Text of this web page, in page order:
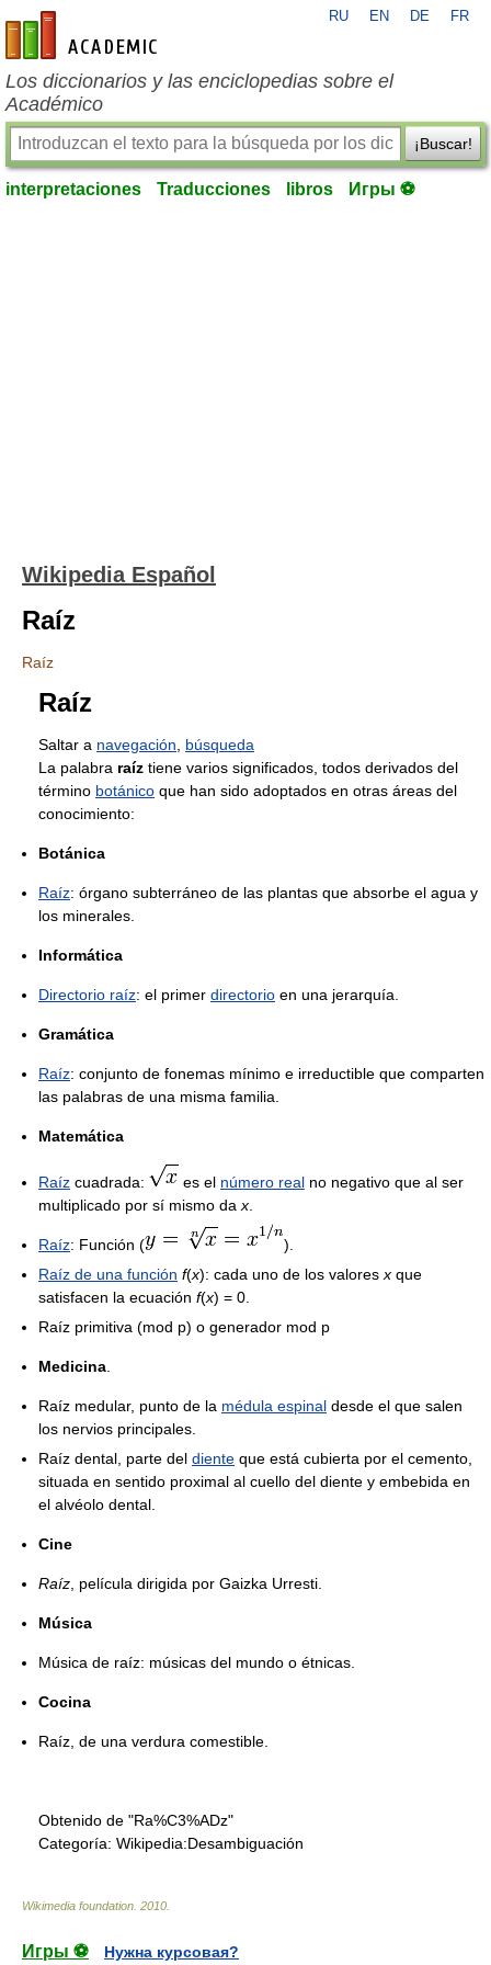
es-academic.com
RU EN DE FR
Los diccionarios y las enciclopedias sobre el
Académico
¡Buscar!
interpretaciones Traducciones libros Игры ⚽
Wikipedia Español
Raíz
Raíz
Raíz
Saltar a navegación
búsqueda
La palabra raíz tiene varios significados, todos derivados del
término botánico que han sido adoptados en otras áreas del
conocimiento:
Botánica
Raíz: órgano subterráneo de las plantas que absorbe el agua y
los minerales.
Informática
Directorio raíz: el primer directorio en una jerarquía.
Gramática
Raíz: conjunto de fonemas mínimo e irreductible que comparten
las palabras de una misma familia.
Matemática
Raíz cuadrada: es el número real no negativo que al ser
multiplicado por sí mismo da x
Raíz: Función (
).
Raíz de una función f(x): cada uno de los valores x que
satisfacen la ecuación f(x) = 0
Raíz primitiva (mod p) o generador mod p
Medicina
Raíz medular, punto de la médula espinal desde el que salen
los nervios principales.
Raíz dental, parte del diente que está cubierta por el cemento,
situada en sentido proximal al cuello del diente y embebida en
el alvéolo dental.
Cine
Raíz , película dirigida por Gaizka Urresti.
Música
Música de raíz: músicas del mundo o étnicas.
Cocina
Raíz, de una verdura comestible.
Obtenido de "Ra%C3%ADz"
Categoría: Wikipedia:Desambiguación
Wikimedia foundation 2010
Игры ⚽ Нужна курсовая?